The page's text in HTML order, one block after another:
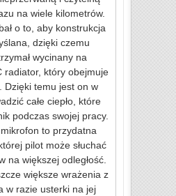
na wiele kilometrów.
o to, aby konstrukcja
dzięki czemu
wycinany na
radiator, który obejmuje
Dzięki temu jest on w
całe ciepło, które
podczas swojej pracy.
to przydatna
pilot może słuchać
na większej odległość.
większe wrażenia z
w razie usterki na jej